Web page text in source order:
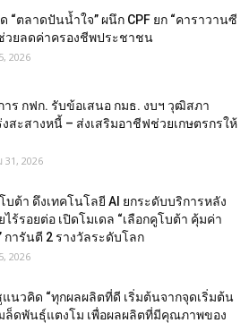
“ตลาดปันน้ำใจ” ผนึก CPF ยก “คาราวานซี
วยลดค่าครองชีพประชาชน
2026
าร กฟก. รับข้อเสนอ กมธ. งบฯ วุฒิสภา
งสะสางหนี้ – ส่งเสริมอาชีฟช่วยเกษตรกรให้
31, 2026
บต้า ดึงเทคโนโลยี AI ยกระดับบริการหลัง
ไร้รอยต่อ เปิดโมเดล “เลือกคูโบต้า คุ้มค่า
การันตี 2 รางวัลระดับโลก
2026
แนวคิด “ทุกผลผลิตที่ดี เริ่มต้นจากจุดเริ่มต้น
ล็ดพันธุ์แตงโม เพื่อผลผลิตที่มีคุณภาพของ